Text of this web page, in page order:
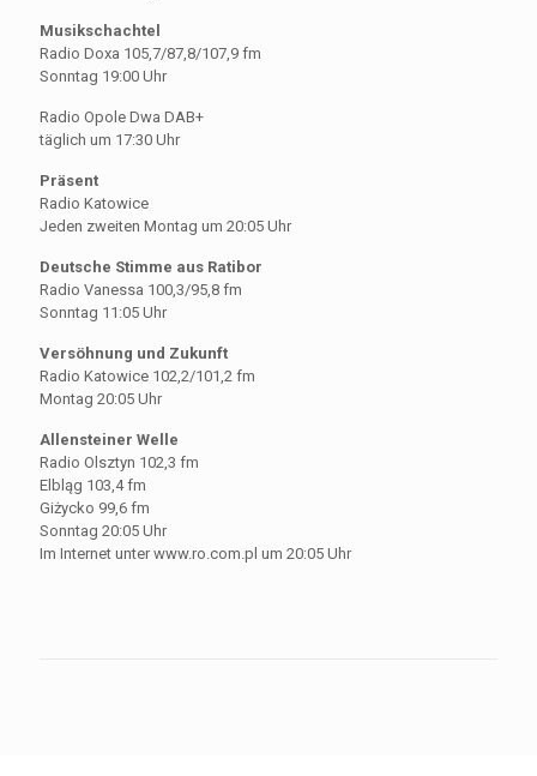
Musikschachtel
Radio Doxa 105,7/87,8/107,9 fm
Sonntag 19:00 Uhr
Radio Opole Dwa DAB+
täglich um 17:30 Uhr
Präsent
Radio Katowice
Jeden zweiten Montag um 20:05 Uhr
Deutsche Stimme aus Ratibor
Radio Vanessa 100,3/95,8 fm
Sonntag 11:05 Uhr
Versöhnung und Zukunft
Radio Katowice 102,2/101,2 fm
Montag 20:05 Uhr
Allensteiner Welle
Radio Olsztyn 102,3 fm
Elbląg 103,4 fm
Giżycko 99,6 fm
Sonntag 20:05 Uhr
Im Internet unter www.ro.com.pl um 20:05 Uhr